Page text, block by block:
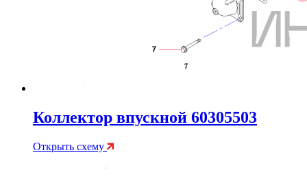
Коллектор впускной 60305503
Открыть схему